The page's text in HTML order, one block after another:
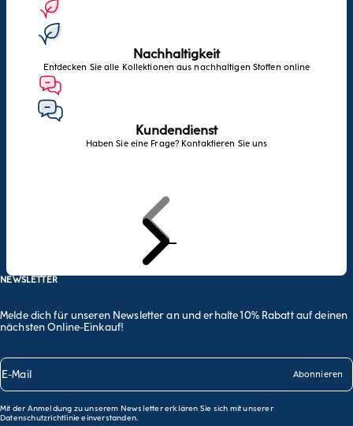
Nachhaltigkeit
Entdecken Sie alle Kollektionen aus nachhaltigen Stoffen online
Kundendienst
Haben Sie eine Frage? Kontaktieren Sie uns
NEWSLETTER
Melde dich für unseren Newsletter an und erhalte 10% Rabatt auf deinen
nächsten Online-Einkauf!
E-Mail Abonnieren
Mit der Anmeldung zu unserem Newsletter erklären Sie sich mit unserer
Datenschutzrichtlinieeinverstanden.